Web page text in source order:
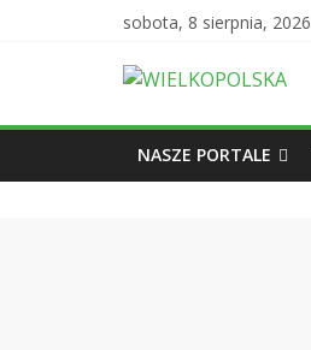
sobota, 8 sierpnia, 2026
NASZE PORTALE